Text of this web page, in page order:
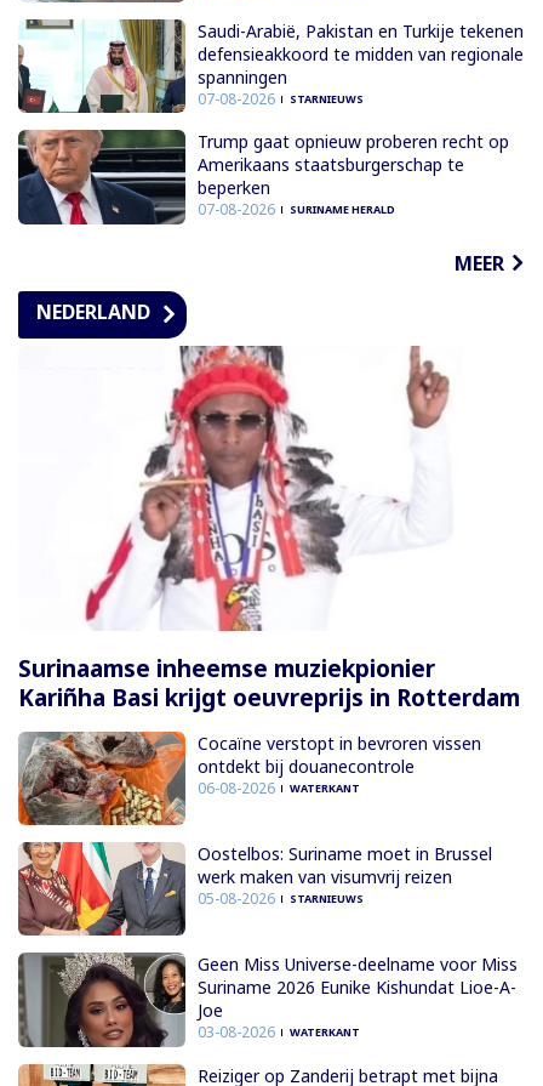
Saudi-Arabië, Pakistan en Turkije tekenen
defensieakkoord te midden van regionale
spanningen
07-08-2026 STARNIEUWS
Trump gaat opnieuw proberen recht op
Amerikaans staatsburgerschap te
beperken
07-08-2026 SURINAME HERALD
MEER
NEDERLAND
Surinaamse inheemse muziekpionier
Kariñha Basi krijgt oeuvreprijs in Rotterdam
Cocaïne verstopt in bevroren vissen
ontdekt bij douanecontrole
06-08-2026 WATERKANT
Oostelbos: Suriname moet in Brussel
werk maken van visumvrij reizen
05-08-2026 STARNIEUWS
Geen Miss Universe-deelname voor Miss
Suriname 2026 Eunike Kishundat Lioe-A-
Joe
03-08-2026 WATERKANT
Reiziger op Zanderij betrapt met bijna